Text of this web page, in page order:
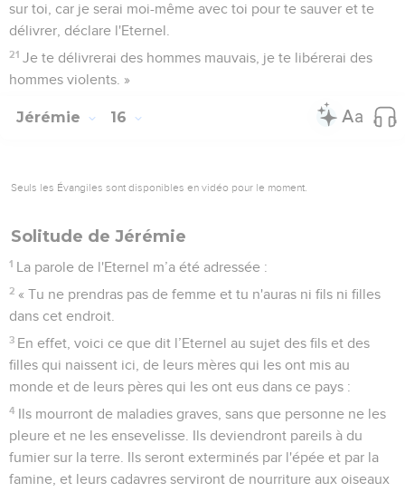
sur toi, car je serai moi-même avec toi pour te sauver et te
délivrer, déclare l'Eternel.
21 Je te délivrerai des hommes mauvais, je te libérerai des
hommes violents. »
Jérémie 16
Seuls les Évangiles sont disponibles en vidéo pour le moment.
Solitude de Jérémie
1 La parole de l'Eternel m’a été adressée :
2 « Tu ne prendras pas de femme et tu n'auras ni fils ni filles
dans cet endroit.
3 En effet, voici ce que dit l’Eternel au sujet des fils et des
filles qui naissent ici, de leurs mères qui les ont mis au
monde et de leurs pères qui les ont eus dans ce pays :
4 Ils mourront de maladies graves, sans que personne ne les
pleure et ne les ensevelisse. Ils deviendront pareils à du
fumier sur la terre. Ils seront exterminés par l'épée et par la
famine, et leurs cadavres serviront de nourriture aux oiseaux